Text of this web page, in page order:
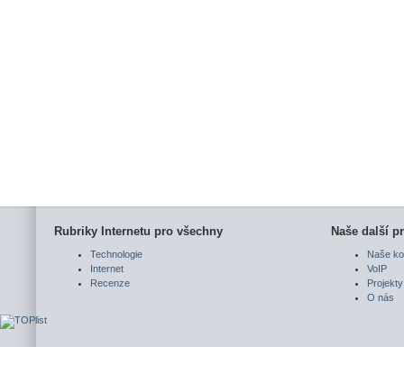
Rubriky Internetu pro všechny
Technologie
Internet
Recenze
Naše další
Naše
VoIP
Projekty
O nás